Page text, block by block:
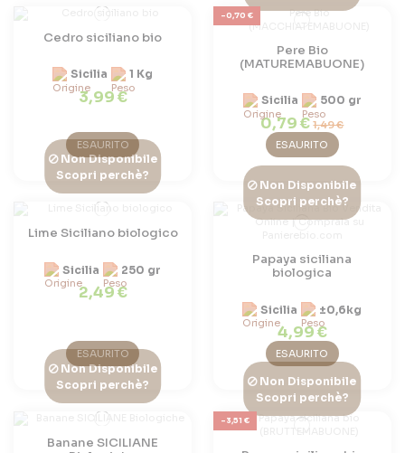
Cedro siciliano bio
Sicilia 1 Kg
3,99 €
ESAURITO
-0,70 €
Pere Bio
(MATUREMABUONE)
Sicilia 500 gr
0,79 €1,49 €
ESAURITO
Non Disponibile
Scopri perchè?
Lime Siciliano biologico
Sicilia 250 gr
2,49 €
ESAURITO
Non Disponibile
Scopri perchè?
Papaya siciliana
biologica
Sicilia ±0,6kg
4,99 €
ESAURITO
Non Disponibile
Scopri perchè?
Banane SICILIANE
-3,51 €
Non Disponibile
Scopri perchè?